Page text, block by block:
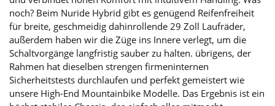
noch? Beim Nuride Hybrid gibt es genügend Reifenfreiheit
für breite, geschmeidig dahinrollende 29 Zoll Laufräder,
außerdem haben wir die Züge ins Innere verlegt, um die
Schaltvorgänge langfristig sauber zu halten. übrigens, der
Rahmen hat dieselben strengen firmeninternen
Sicherheitstests durchlaufen und perfekt gemeistert wie
unsere High-End Mountainbike Modelle. Das Ergebnis ist ein